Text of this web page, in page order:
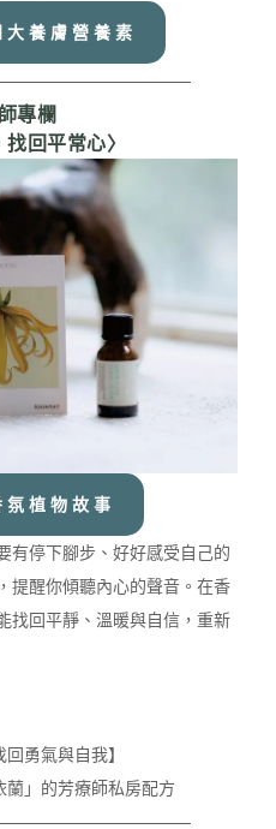
養膚營養素
專欄
找回平常心〉
植物故事
有停下腳步、好好感受自己的
提醒你傾聽內心的聲音。在香
找回平靜、溫暖與自信，重新
回勇氣與自我】
蘭」的芳療師私房配方